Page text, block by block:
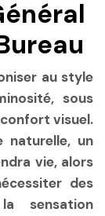
au style
sous
visuel.
naturelle, un
vie, alors
des
sensation